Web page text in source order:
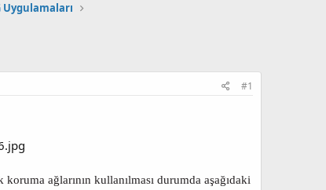
Uygulamaları
#1
ağlarının kullanılması durumda aşağıdaki